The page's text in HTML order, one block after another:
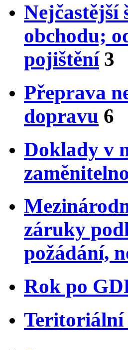
Nejčastější
obchodu;
pojištění 3
Přeprava
dopravu 6
Doklady v
záruky
požádání,
Rok po
Teritoriální